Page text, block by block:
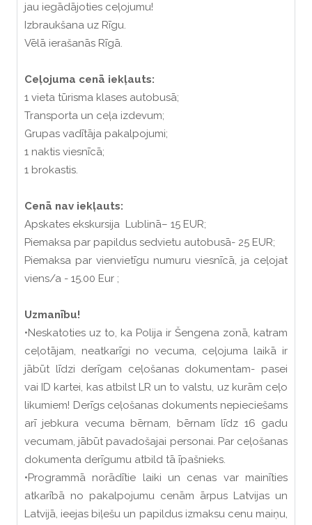
jau iegādājoties ceļojumu!
Izbraukšana uz Rīgu.
Vēlā ierašanās Rīgā.
Ceļojuma cenā iekļauts:
1 vieta tūrisma klases autobusā;
Transporta un ceļa izdevum;
Grupas vadītāja pakalpojumi;
1 naktis viesnīcā;
1 brokastis.
Cenā nav iekļauts:
Apskates ekskursija Lublinā– 15 EUR;
Piemaksa par papildus sedvietu autobusā- 25 EUR;
Piemaksa par vienvietīgu numuru viesnīcā, ja ceļojat
viens/a - 15.00 Eur ;
Uzmanību!
•Neskatoties uz to, ka Polija ir Šengena zonā, katram
ceļotājam, neatkarīgi no vecuma, ceļojuma laikā ir
jābūt līdzi derīgam ceļošanas dokumentam- pasei
vai ID kartei, kas atbilst LR un to valstu, uz kurām ceļo
likumiem! Derīgs ceļošanas dokuments nepieciešams
arī jebkura vecuma bērnam, bērnam līdz 16 gadu
vecumam, jābūt pavadošajai personai. Par ceļošanas
dokumenta derīgumu atbild tā īpašnieks.
•Programmā norādītie laiki un cenas var mainīties
atkarībā no pakalpojumu cenām ārpus Latvijas un
Latvijā, ieejas biļešu un papildus izmaksu cenu maiņu,